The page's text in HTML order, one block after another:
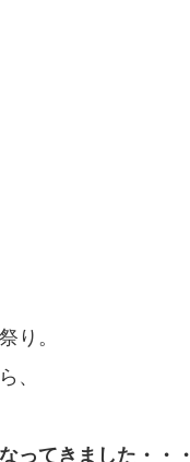
り。
、
ってきました・・・